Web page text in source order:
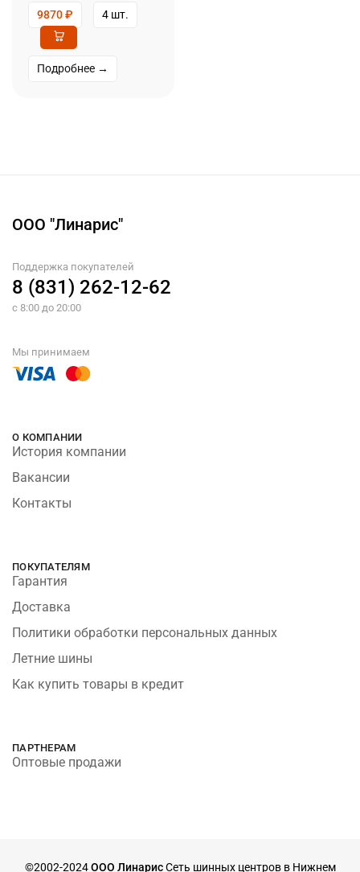
9870₽ 4 шт.
Подробнее →
ООО "Линарис"
Поддержка покупателей
8 (831) 262-12-62
с 8:00 до 20:00
Мы принимаем
О КОМПАНИИ
История компании
Вакансии
Контакты
ПОКУПАТЕЛЯМ
Гарантия
Доставка
Политики обработки персональных данных
Летние шины
Как купить товары в кредит
ПАРТНЕРАМ
Оптовые продажи
©2002-2024ООО ЛинарисСеть шинных центров в Нижнем